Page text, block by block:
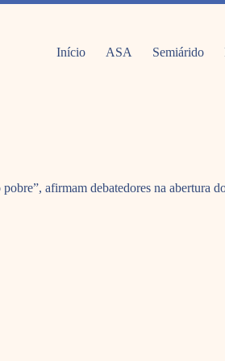
Início ASA Semiárido
afirmam debatedores na abertura